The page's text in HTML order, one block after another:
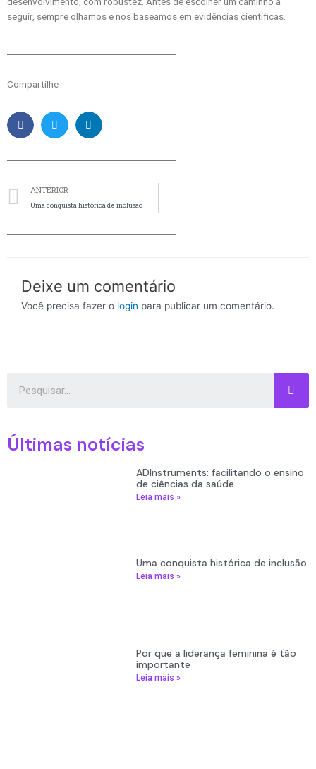
seguir, sempre olhamos e nos baseamos em evidências científicas.
Compartilhe
Anterior
ANTERIOR
Uma conquista histórica de inclusão
Deixe um comentário
Você precisa fazer o login para publicar um comentário.
Últimas notícias
ADInstruments: facilitando o ensino
de ciências da saúde
Leia mais »
Uma conquista histórica de inclusão
Leia mais »
Por que a liderança feminina é tão
importante
Leia mais »